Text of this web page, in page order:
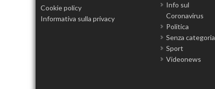
Cookie policy
Informativa sulla privacy
Info sul
Coronavirus
Politica
Senza categoria
Sport
Videonews